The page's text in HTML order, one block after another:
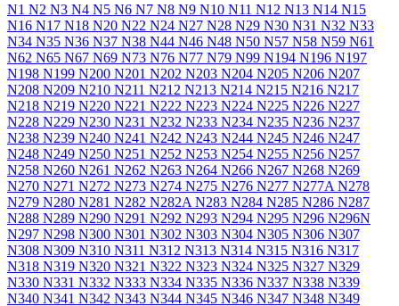
N1 N2 N3 N4 N5 N6 N7 N8 N9 N10 N11 N12 N13 N14 N15
N16 N17 N18 N20 N22 N24 N27 N28 N29 N30 N31 N32 N33
N34 N35 N36 N37 N38 N44 N46 N48 N50 N57 N58 N59 N61
N62 N65 N67 N69 N73 N76 N77 N79 N99 N194 N196 N197
N198 N199 N200 N201 N202 N203 N204 N205 N206 N207
N208 N209 N210 N211 N212 N213 N214 N215 N216 N217
N218 N219 N220 N221 N222 N223 N224 N225 N226 N227
N228 N229 N230 N231 N232 N233 N234 N235 N236 N237
N238 N239 N240 N241 N242 N243 N244 N245 N246 N247
N248 N249 N250 N251 N252 N253 N254 N255 N256 N257
N258 N260 N261 N262 N263 N264 N266 N267 N268 N269
N270 N271 N272 N273 N274 N275 N276 N277 N277A N278
N279 N280 N281 N282 N282A N283 N284 N285 N286 N287
N288 N289 N290 N291 N292 N293 N294 N295 N296 N296N
N297 N298 N300 N301 N302 N303 N304 N305 N306 N307
N308 N309 N310 N311 N312 N313 N314 N315 N316 N317
N318 N319 N320 N321 N322 N323 N324 N325 N327 N329
N330 N331 N332 N333 N334 N335 N336 N337 N338 N339
N340 N341 N342 N343 N344 N345 N346 N347 N348 N349